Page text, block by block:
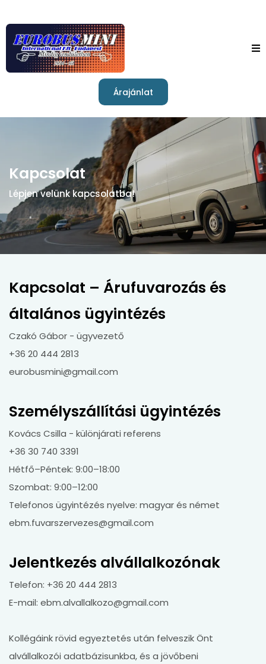
Árajánlat
Kapcsolat
Lépjen velünk kapcsolatba!
Kapcsolat – Árufuvarozás és
általános ügyintézés
Czakó Gábor - ügyvezető
+36 20 444 2813
eurobusmini@gmail.com
Személyszállítási ügyintézés
Kovács Csilla - különjárati referens
+36 30 740 3391
Hétfő–Péntek: 9:00–18:00
Szombat: 9:00–12:00
Telefonos ügyintézés nyelve: magyar és német
ebm.fuvarszervezes@gmail.com
Jelentkezés alvállalkozónak
Telefon: +36 20 444 2813
E-mail: ebm.alvallalkozo@gmail.com
Kollégáink rövid egyeztetés után felveszik Önt
alvállalkozói adatbázisunkba, és a jövőbeni